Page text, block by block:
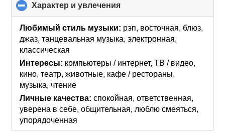
Характер и увлечения
to
collapse
contents
Любимый стиль музыки: рэп, восточная, блюз,
джаз, танцевальная музыка, электронная,
классическая
Интересы: компьютеры / интернет, ТВ / видео,
кино, театр, животные, кафе / рестораны,
музыка, чтение
Личные качества: спокойная, ответственная,
уверена в себе, общительная, люблю смеяться,
упорядоченная